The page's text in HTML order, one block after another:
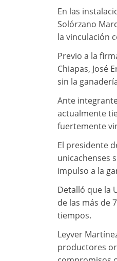
En las
Solórzano
la vinculación
Previo a la
Chiapas, José
sin la
Ante
actualmente
fuertemente
El presidente
unicachenses
impulso a la
Detalló que la
de las más de
tiempos.
Leyver
productores